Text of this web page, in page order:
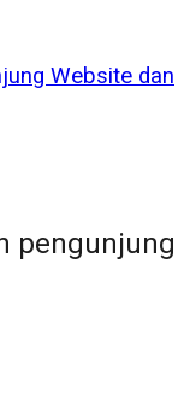
Website dan
pengunjung